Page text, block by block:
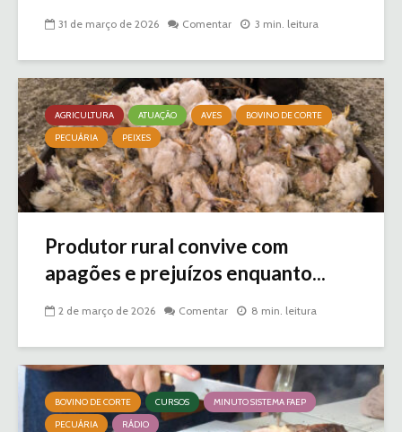
31 de março de 2026 Comentar 3 min. leitura
AGRICULTURA ATUAÇÃO AVES
BOVINO DE CORTE
PECUÁRIA
PEIXES
Produtor rural convive com
apagões e prejuízos enquanto...
2 de março de 2026 Comentar 8 min. leitura
BOVINO DE CORTE CURSOS
MINUTO SISTEMA FAEP
PECUÁRIA
RÁDIO